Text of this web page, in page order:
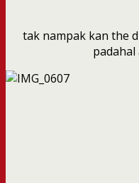
tak nampak kan the